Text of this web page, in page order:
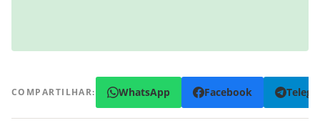
COMPARTILHAR: WhatsApp Facebook